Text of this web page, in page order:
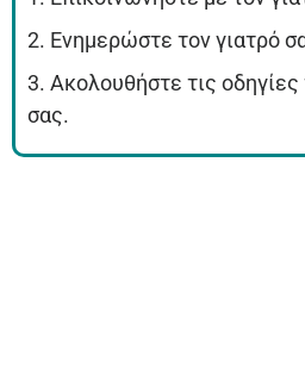
2. Ενημερώστε τον γιατρό
3. Ακολουθήστε τις
σας.